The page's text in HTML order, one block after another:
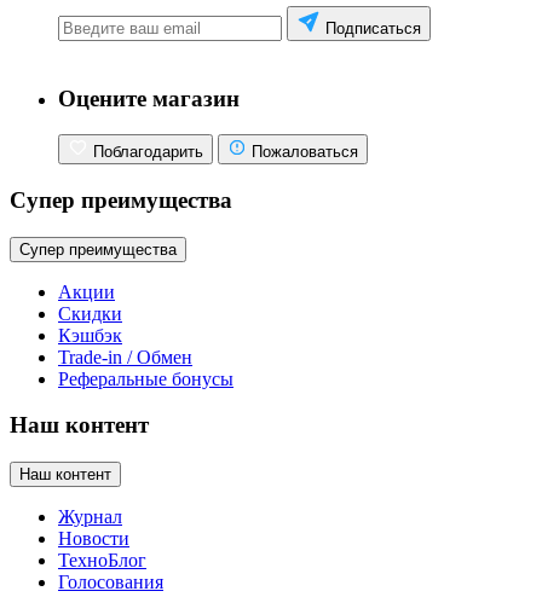
Подписаться
Оцените магазин
Поблагодарить Пожаловаться
Супер преимущества
Супер преимущества
Акции
Скидки
Кэшбэк
Trade-in / Обмен
Реферальные бонусы
Наш контент
Наш контент
Журнал
Новости
ТехноБлог
Голосования